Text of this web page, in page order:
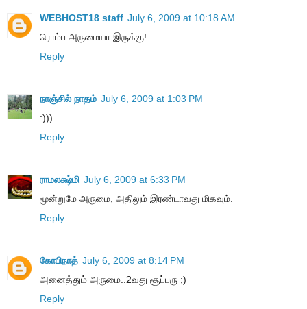
WEBHOST18 staff July 6, 2009 at 10:18 AM
ரொம்ப அருமையா இருக்கு!
Reply
நாஞ்சில் நாதம் July 6, 2009 at 1:03 PM
:)))
Reply
ராமலக்ஷ்மி July 6, 2009 at 6:33 PM
மூன்றுமே அருமை, அதிலும் இரண்டாவது மிகவும்.
Reply
கோபிநாத் July 6, 2009 at 8:14 PM
அனைத்தும் அருமை..2வது சூப்பரு ;)
Reply